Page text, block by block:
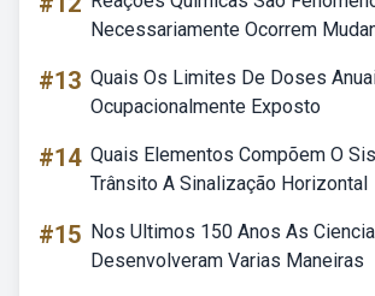
Necessariamente Ocorrem
#13 Quais Os Limites De Doses
Ocupacionalmente Exposto
#14 Quais Elementos Compõem O
Trânsito A Sinalização Horizontal
#15 Nos Ultimos 150 Anos As
Desenvolveram Varias Maneiras